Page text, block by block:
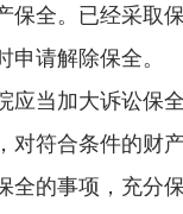
保全。已经采取
申请解除保全。
当加大诉讼保全
对符合条件的财
全的事项，充分